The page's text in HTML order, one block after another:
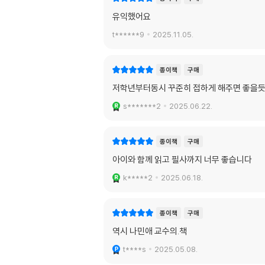
유익했어요
t******9 2025.11.05.
종이책 구매
저학년부터동시 꾸준히 접하게 해주면 좋을
s*******2 2025.06.22.
종이책 구매
아이와 함께 읽고 필사까지 너무 좋습니다
k*****2 2025.06.18.
종이책 구매
역시 나민애 교수의.책
t****s 2025.05.08.